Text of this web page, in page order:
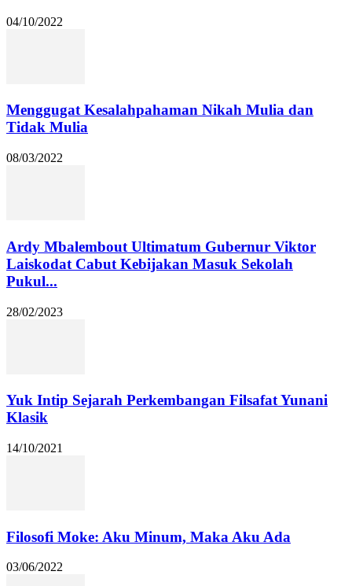
04/10/2022
Menggugat Kesalahpahaman Nikah Mulia dan
Tidak Mulia
08/03/2022
Ardy Mbalembout Ultimatum Gubernur Viktor
Laiskodat Cabut Kebijakan Masuk Sekolah
Pukul...
28/02/2023
Yuk Intip Sejarah Perkembangan Filsafat Yunani
Klasik
14/10/2021
Filosofi Moke: Aku Minum, Maka Aku Ada
03/06/2022